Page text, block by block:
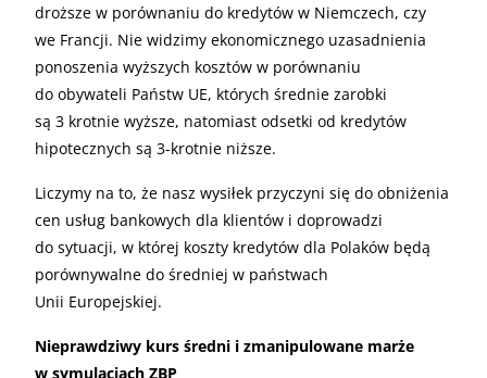
droższe w porównaniu do kredytów w Niemczech, czy
we Francji. Nie widzimy ekonomicznego uzasadnienia
ponoszenia wyższych kosztów w porównaniu
do obywateli Państw UE, których średnie zarobki
są 3 krotnie wyższe, natomiast odsetki od kredytów
hipotecznych są 3-krotnie niższe.
Liczymy na to, że nasz wysiłek przyczyni się do obniżenia
cen usług bankowych dla klientów i doprowadzi
do sytuacji, w której koszty kredytów dla Polaków będą
porównywalne do średniej w państwach
Unii Europejskiej.
Nieprawdziwy kurs średni i zmanipulowane marże
w symulacjach ZBP